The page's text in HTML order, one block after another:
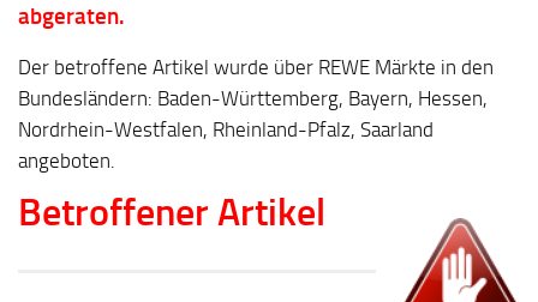
abgeraten.
Der betroffene Artikel wurde über REWE Märkte in den
Bundesländern: Baden-Württemberg, Bayern, Hessen,
Nordrhein-Westfalen, Rheinland-Pfalz, Saarland
angeboten.
Betroffener Artikel